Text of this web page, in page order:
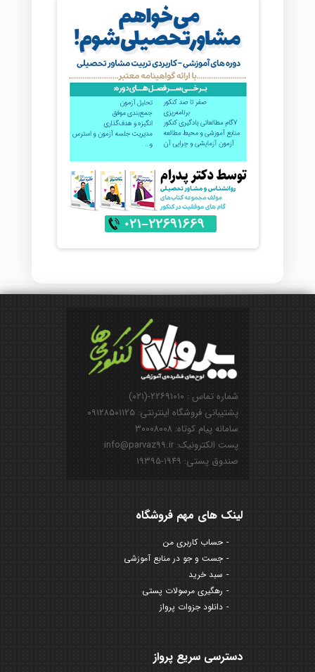
شماره تماس : ۲۲۶۹۱۰۱۰-(۰۲۱)
پشتیبانی فروشگاه اینترنتی: ۰۹۱۲۸۵۰۱۱۲۵
سامانه پیام کوتاه: ۳۰۰۰۸۰۰۸
پست الکترونیک: info@parvaz99.ir
صندوق پستی: ۱۹۴۹-۱۹۳۹۵
لینک های مهم فروشگاه
حساب کاربری من
جست و جو در منابع آموزشی
سبد خرید
رهگیری مرسولات پستی
دانلود جزوات پرواز
دسترسی سریع پرواز